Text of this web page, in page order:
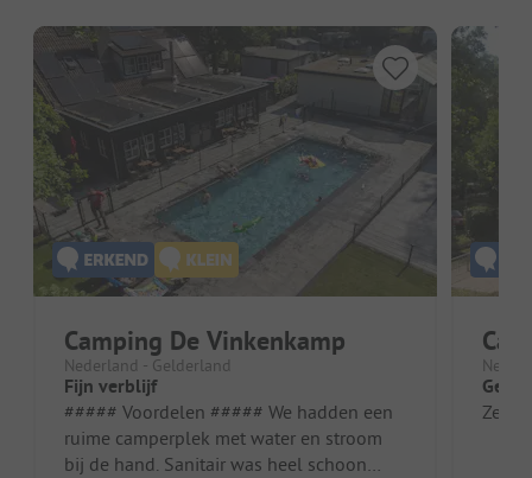
Camping De Vinkenkamp
Nederland - Gelderland
Fijn verblijf
##### Voordelen ##### We hadden een
ruime camperplek met water en stroom
bij de hand. Sanitair was heel schoon
Zeer